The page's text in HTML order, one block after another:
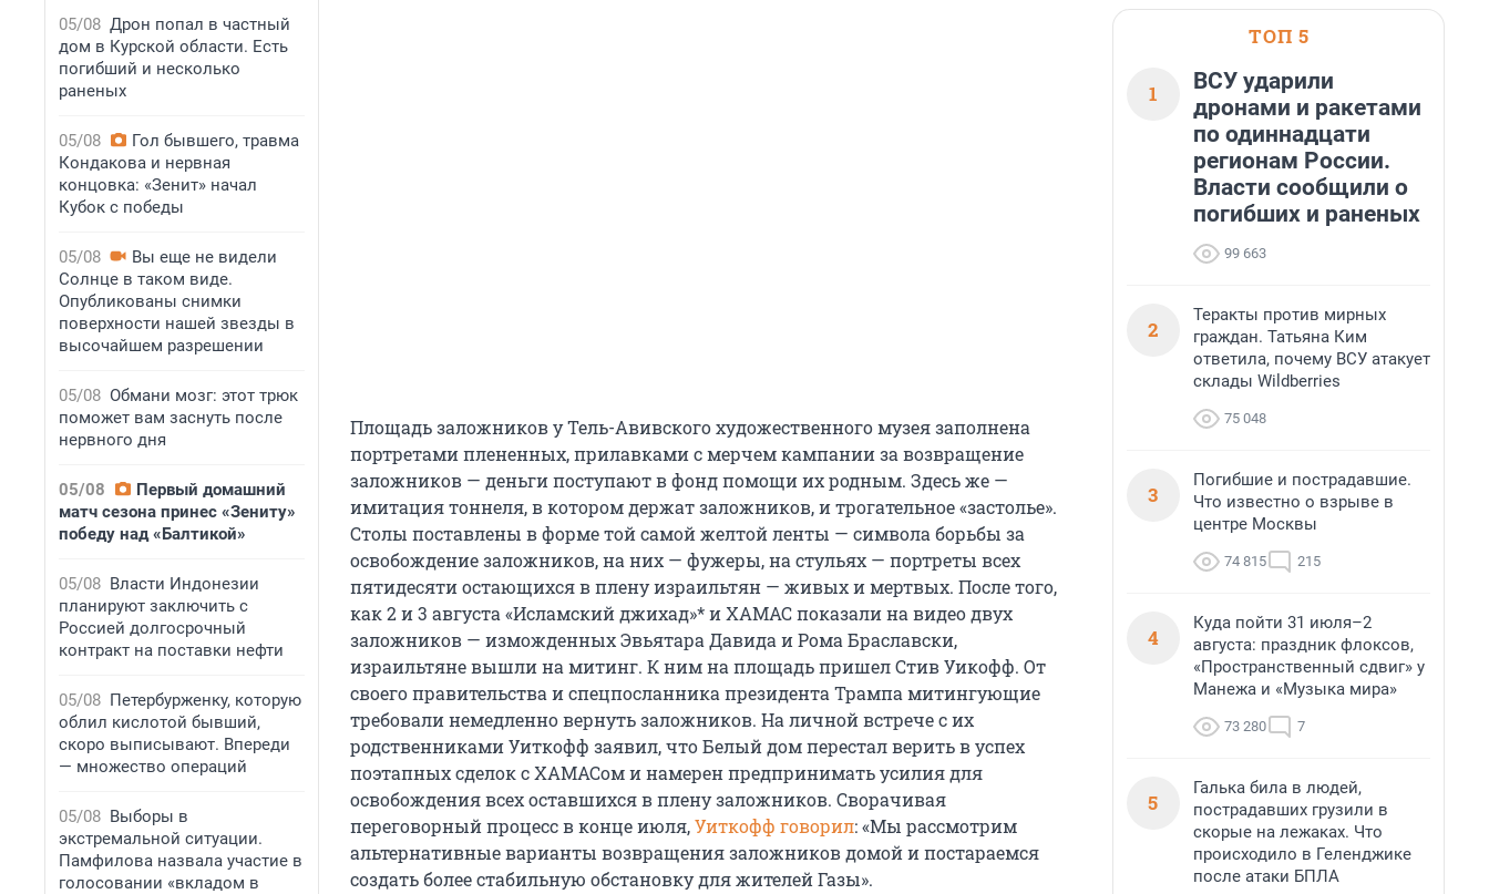
05/08 Дрон попал в частный
дом в Курской области. Есть
погибший и несколько
раненых
05/08
Гол бывшего, травма
Кондакова и нервная
концовка: «Зенит» начал
Кубок с победы
05/08
Вы еще не видели
Солнце в таком виде.
Опубликованы снимки
поверхности нашей звезды в
высочайшем разрешении
05/08 Обмани мозг: этот трюк
поможет вам заснуть после
нервного дня
05/08
Первый домашний
матч сезона принес «Зениту»
победу над «Балтикой»
05/08 Власти Индонезии
планируют заключить с
Россией долгосрочный
контракт на поставки нефти
05/08 Петербурженку, которую
облил кислотой бывший,
скоро выписывают. Впереди
— множество операций
05/08 Выборы в
экстремальной ситуации.
Памфилова назвала участие в
голосовании «вкладом в
Площадь заложников у Тель-Авивского художественного музея заполнена
портретами плененных, прилавками с мерчем кампании за возвращение
заложников — деньги поступают в фонд помощи их родным. Здесь же —
имитация тоннеля, в котором держат заложников, и трогательное «застолье».
Столы поставлены в форме той самой желтой ленты — символа борьбы за
освобождение заложников, на них — фужеры, на стульях — портреты всех
пятидесяти остающихся в плену израильтян — живых и мертвых. После того,
как 2 и 3 августа «Исламский джихад»* и ХАМАС показали на видео двух
заложников — изможденных Эвьятара Давида и Рома Браславски,
израильтяне вышли на митинг. К ним на площадь пришел Стив Уикофф. От
своего правительства и спецпосланника президента Трампа митингующие
требовали немедленно вернуть заложников. На личной встрече с их
родственниками Уиткофф заявил, что Белый дом перестал верить в успех
поэтапных сделок с ХАМАСом и намерен предпринимать усилия для
освобождения всех оставшихся в плену заложников. Сворачивая
переговорный процесс в конце июля,Уиткофф говорил: «Мы рассмотрим
альтернативные варианты возвращения заложников домой и постараемся
создать более стабильную обстановку для жителей Газы».
ТОП 5
1
ВСУ ударили
дронами и ракетами
по одиннадцати
регионам России.
Власти сообщили о
погибших и раненых
99 663
2
Теракты против мирных
граждан. Татьяна Ким
ответила, почему ВСУ атакует
склады Wildberries
75 048
3
Погибшие и пострадавшие.
Что известно о взрыве в
центре Москвы
74 815 215
4
Куда пойти 31 июля–2
августа: праздник флоксов,
«Пространственный сдвиг» у
Манежа и «Музыка мира»
73 280 7
5
Галька била в людей,
пострадавших грузили в
скорые на лежаках. Что
происходило в Геленджике
после атаки БПЛА